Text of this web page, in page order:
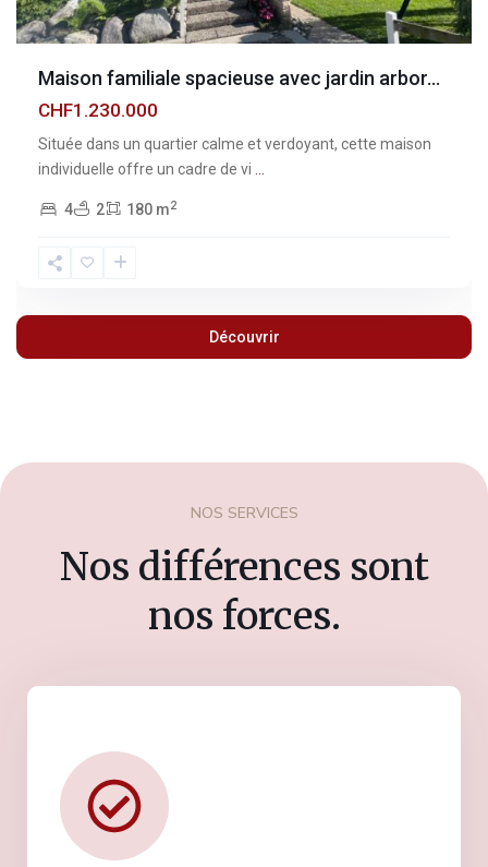
Maison familiale spacieuse avec jardin arbor...
CHF1.230.000
Située dans un quartier calme et verdoyant, cette maison
individuelle offre un cadre de vi
4 2 180 m2
Découvrir
NOS SERVICES
Nos différences sont
nos forces.